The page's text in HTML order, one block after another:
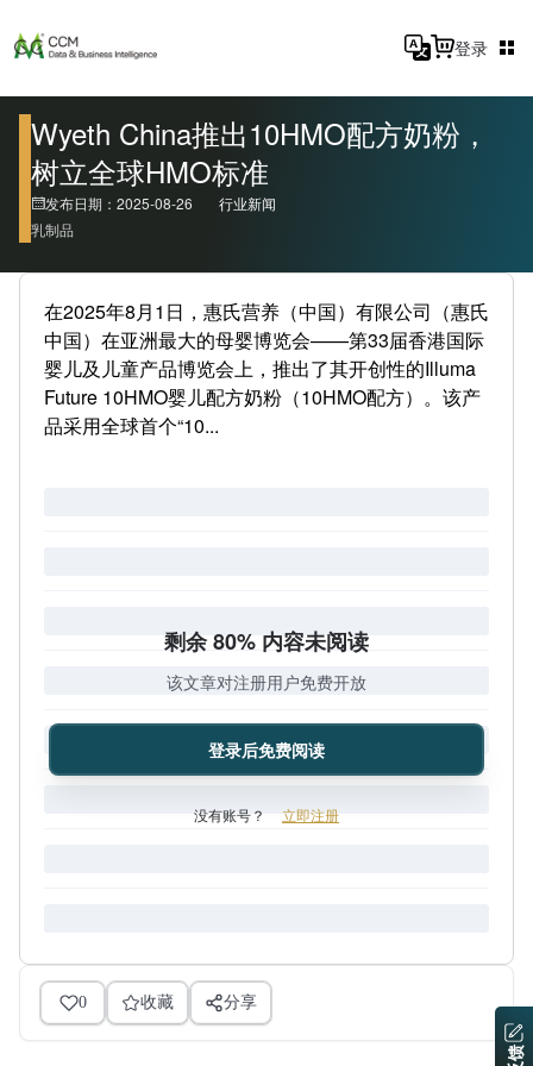
登录
Wyeth China推出10HMO配方奶粉，
树立全球HMO标准
发布日期：2025-08-26
行业新闻
乳制品
在2025年8月1日，惠氏营养（中国）有限公司（惠氏
中国）在亚洲最大的母婴博览会——第33届香港国际
婴儿及儿童产品博览会上，推出了其开创性的Illuma
Future 10HMO婴儿配方奶粉（10HMO配方）。该产
品采用全球首个“10...
剩余 80% 内容未阅读
该文章对注册用户免费开放
登录后免费阅读
没有账号？ 立即注册
0 收藏 分享